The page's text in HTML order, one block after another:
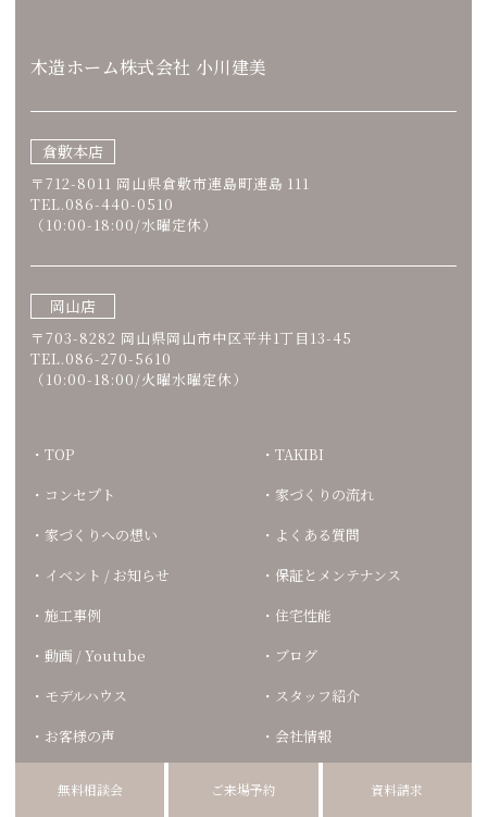
木造ホーム株式会社 小川建美
倉敷本店
〒712-8011 岡山県倉敷市連島町連島 111
TEL.086-440-0510
（10:00-18:00/水曜定休）
岡山店
〒703-8282 岡山県岡山市中区平井1丁目13-45
TEL.086-270-5610
（10:00-18:00/火曜水曜定休）
TOP
コンセプト
家づくりへの想い
イベント / お知らせ
施工事例
動画 / Youtube
モデルハウス
お客様の声
TAKIBI
家づくりの流れ
よくある質問
保証とメンテナンス
住宅性能
ブログ
スタッフ紹介
会社情報
無料相談会 ご来場予約 資料請求